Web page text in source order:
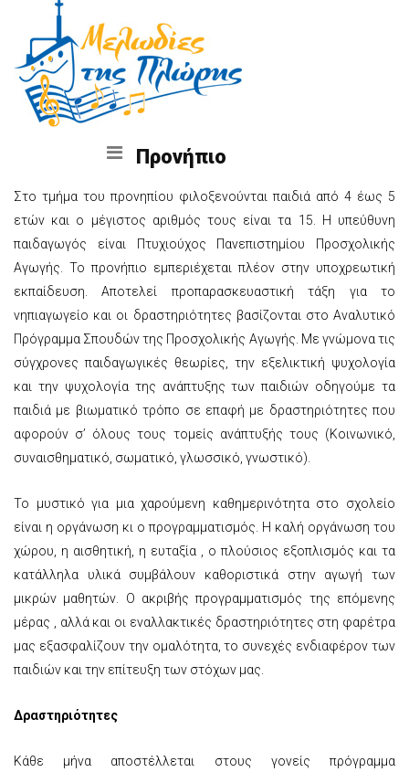
Προνήπιο
Στο τμήμα του προνηπίου φιλοξενούνται παιδιά από 4 έως 5
ετών και ο μέγιστος αριθμός τους είναι τα 15. Η υπεύθυνη
παιδαγωγός είναι Πτυχιούχος Πανεπιστημίου Προσχολικής
Αγωγής. Το προνήπιο εμπεριέχεται πλέον στην υποχρεωτική
εκπαίδευση. Αποτελεί προπαρασκευαστική τάξη για το
νηπιαγωγείο και οι δραστηριότητες βασίζονται στο Αναλυτικό
Πρόγραμμα Σπουδών της Προσχολικής Αγωγής. Με γνώμονα τις
σύγχρονες παιδαγωγικές θεωρίες, την εξελικτική ψυχολογία
και την ψυχολογία της ανάπτυξης των παιδιών οδηγούμε τα
παιδιά με βιωματικό τρόπο σε επαφή με δραστηριότητες που
αφορούν σ’ όλους τους τομείς ανάπτυξής τους (Κοινωνικό,
συναισθηματικό, σωματικό, γλωσσικό, γνωστικό).
Το μυστικό για μια χαρούμενη καθημερινότητα στο σχολείο
είναι η οργάνωση κι ο προγραμματισμός. Η καλή οργάνωση του
χώρου, η αισθητική, η ευταξία , ο πλούσιος εξοπλισμός και τα
κατάλληλα υλικά συμβάλουν καθοριστικά στην αγωγή των
μικρών μαθητών. Ο ακριβής προγραμματισμός της επόμενης
μέρας , αλλά και οι εναλλακτικές δραστηριότητες στη φαρέτρα
μας εξασφαλίζουν την ομαλότητα, το συνεχές ενδιαφέρον των
παιδιών και την επίτευξη των στόχων μας.
Δραστηριότητες
Κάθε μήνα αποστέλλεται στους γονείς πρόγραμμα